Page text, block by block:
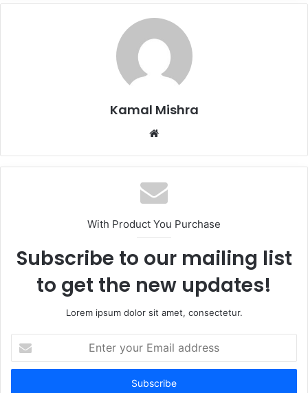
Kamal Mishra
Website
With Product You Purchase
Subscribe to our mailing list
to get the new updates!
Lorem ipsum dolor sit amet, consectetur.
your
Email